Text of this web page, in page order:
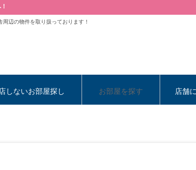
辺の物件を取り扱っております！
しないお部屋探し お部屋を探す 店舗